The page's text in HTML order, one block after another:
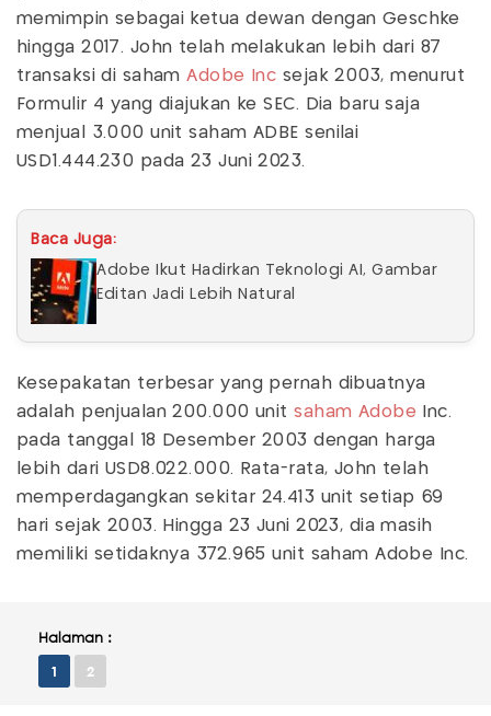
memimpin sebagai ketua dewan dengan Geschke
hingga 2017. John telah melakukan lebih dari 87
transaksi di sahamAdobe Inc sejak 2003, menurut
Formulir 4 yang diajukan ke SEC. Dia baru saja
menjual 3.000 unit saham ADBE senilai
USD1.444.230 pada 23 Juni 2023.
Baca Juga:
Adobe Ikut Hadirkan Teknologi AI, Gambar
Editan Jadi Lebih Natural
Kesepakatan terbesar yang pernah dibuatnya
adalah penjualan 200.000 unitsaham Adobe Inc.
pada tanggal 18 Desember 2003 dengan harga
lebih dari USD8.022.000. Rata-rata, John telah
memperdagangkan sekitar 24.413 unit setiap 69
hari sejak 2003. Hingga 23 Juni 2023, dia masih
memiliki setidaknya 372.965 unit saham Adobe Inc.
Halaman :
1 2